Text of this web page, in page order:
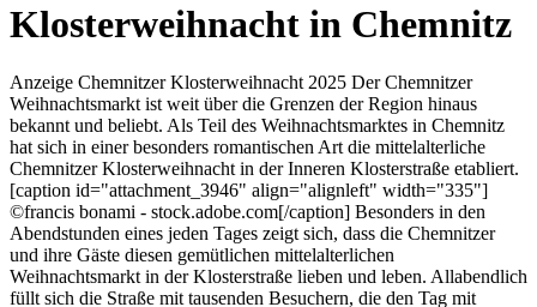
Klosterweihnacht in Chemnitz
Anzeige Chemnitzer Klosterweihnacht 2025 Der Chemnitzer
Weihnachtsmarkt ist weit über die Grenzen der Region hinaus
bekannt und beliebt. Als Teil des Weihnachtsmarktes in Chemnitz
hat sich in einer besonders romantischen Art die mittelalterliche
Chemnitzer Klosterweihnacht in der Inneren Klosterstraße etabliert.
[caption id="attachment_3946" align="alignleft" width="335"]
©francis bonami - stock.adobe.com[/caption] Besonders in den
Abendstunden eines jeden Tages zeigt sich, dass die Chemnitzer
und ihre Gäste diesen gemütlichen mittelalterlichen
Weihnachtsmarkt in der Klosterstraße lieben und leben. Allabendlich
füllt sich die Straße mit tausenden Besuchern, die den Tag mit